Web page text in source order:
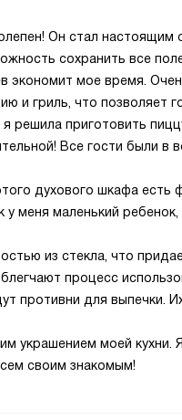
Он стал настоящим
сохранить все
экономит мое время.
и гриль, что позволяет
решила приготовить
Все гости были в
духового шкафа есть
меня маленький
из стекла, что
процесс
противни для выпечки.
украшением моей кухни.
своим знакомым!